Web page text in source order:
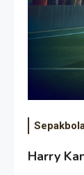
Harry